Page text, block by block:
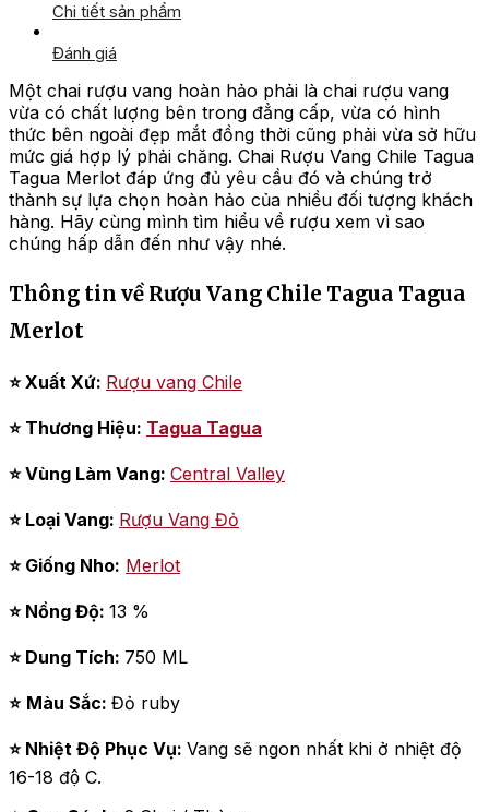
Chi tiết sản phẩm
Đánh giá
Một chai rượu vang hoàn hảo phải là chai rượu vang
vừa có chất lượng bên trong đẳng cấp, vừa có hình
thức bên ngoài đẹp mắt đồng thời cũng phải vừa sở hữu
mức giá hợp lý phải chăng. Chai Rượu Vang Chile Tagua
Tagua Merlot đáp ứng đủ yêu cầu đó và chúng trở
thành sự lựa chọn hoàn hảo của nhiều đối tượng khách
hàng. Hãy cùng mình tìm hiểu về rượu xem vì sao
chúng hấp dẫn đến như vậy nhé.
Thông tin về Rượu Vang Chile Tagua Tagua
Merlot
⭐ Xuất Xứ: Rượu vang Chile
⭐ Thương Hiệu: Tagua Tagua
⭐ Vùng Làm Vang: Central Valley
⭐ Loại Vang: Rượu Vang Đỏ
⭐ Giống Nho: Merlot
⭐ Nồng Độ: 13 %
⭐ Dung Tích: 750 ML
⭐ Màu Sắc: Đỏ ruby
⭐ Nhiệt Độ Phục Vụ: Vang sẽ ngon nhất khi ở nhiệt độ
16-18 độ C.